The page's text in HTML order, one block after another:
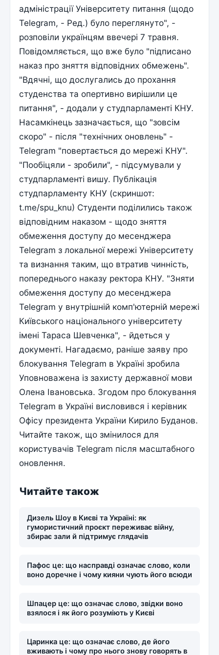
адміністрації Університету питання (щодо
Telegram, - Ред.) було переглянуто", -
розповіли українцям ввечері 7 травня.
Повідомляється, що вже було "підписано
наказ про зняття відповідних обмежень".
"Вдячні, що дослугались до прохання
студенства та опертивно вирішили це
питання", - додали у студпарламенті КНУ.
Насамкінець зазначається, що "зовсім
скоро" - після "технічних оновлень" -
Telegram "повертається до мережі КНУ".
"Пообіцяли - зробили", - підсумували у
студпарламенті вишу. Публікація
студпарламенту КНУ (скриншот:
t.me/spu_knu) Студенти поділились також
відповідним наказом - щодо зняття
обмеження доступу до месенджера
Telegram з локальної мережі Університету
та визнання таким, що втратив чинність,
попереднього наказу ректора КНУ. "Зняти
обмеження доступу до месенджера
Telegram у внутрішній комп'ютерній мережі
Київського національного університету
імені Тараса Шевченка", - йдеться у
документі. Нагадаємо, раніше заяву про
блокування Telegram в Україні зробила
Уповноважена із захисту державної мови
Олена Івановська. Згодом про блокування
Telegram в Україні висловився і керівник
Офісу президента України Кирило Буданов.
Читайте також, що змінилося для
користувачів Telegram після масштабного
оновлення.
Читайте також
Дизель Шоу в Києві та Україні: як
гумористичний проєкт переживає війну,
збирає зали й підтримує глядачів
Пафос це: що насправді означає слово, коли
воно доречне і чому кияни чують його всюди
Шпацер це: що означає слово, звідки воно
взялося і як його розуміють у Києві
Царинка це: що означає слово, де його
вживають і чому про нього знову говорять в